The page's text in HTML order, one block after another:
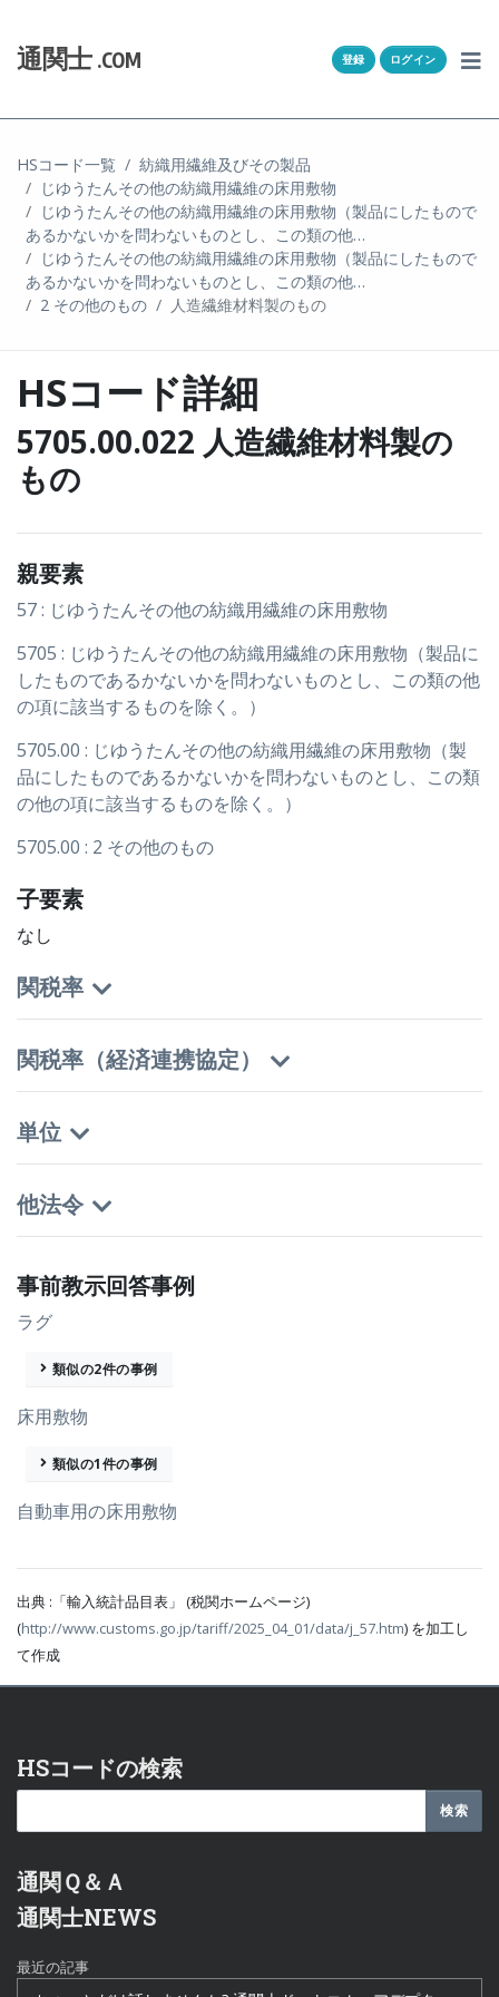
通関士 .COM 登録 ログイン
HSコード一覧
紡織用繊維及びその製品
じゆうたんその他の紡織用繊維の床用敷物
じゆうたんその他の紡織用繊維の床用敷物（製品にしたもので
あるかないかを問わないものとし、この類の他…
じゆうたんその他の紡織用繊維の床用敷物（製品にしたもので
あるかないかを問わないものとし、この類の他…
2 その他のもの
人造繊維材料製のもの
HSコード詳細
5705.00.022 人造繊維材料製の
もの
親要素
57 : じゆうたんその他の紡織用繊維の床用敷物
5705 : じゆうたんその他の紡織用繊維の床用敷物（製品に
したものであるかないかを問わないものとし、この類の他
の項に該当するものを除く。）
5705.00 : じゆうたんその他の紡織用繊維の床用敷物（製
品にしたものであるかないかを問わないものとし、この類
の他の項に該当するものを除く。）
5705.00 : 2 その他のもの
子要素
なし
関税率
関税率（経済連携協定）
単位
他法令
事前教示回答事例
ラグ
類似の2件の事例
床用敷物
類似の1件の事例
自動車用の床用敷物
出典 :「輸入統計品目表」 (税関ホームページ)
(http://www.customs.go.jp/tariff/2025_04_01/data/j_57.htm) を加工し
て作成
HSコードの検索
通関Ｑ＆Ａ
通関士NEWS
最近の記事
通関Ｑ＆Ａ
通関士NEWS
HSコード